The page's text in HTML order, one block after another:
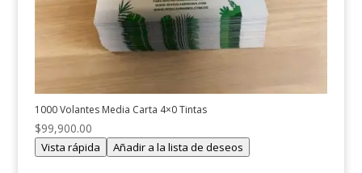
1000 Volantes Media Carta 4×0 Tintas
$99,900.00
Vista rápida Añadir a la lista de deseos